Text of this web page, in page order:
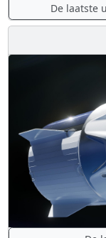
De laatste